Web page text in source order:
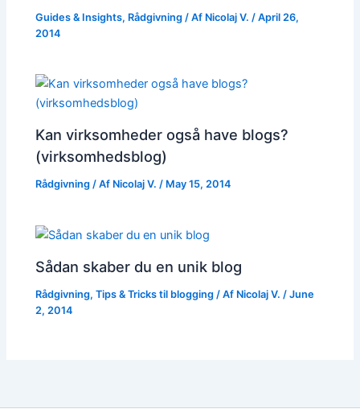
Guides & Insights, Rådgivning / Af Nicolaj V./April 26,
2014
Kan virksomheder også have blogs?
(virksomhedsblog)
Rådgivning / Af Nicolaj V./ May 15, 2014
Sådan skaber du en unik blog
Rådgivning,Tips & Tricks til blogging / Af Nicolaj V./June
2, 2014